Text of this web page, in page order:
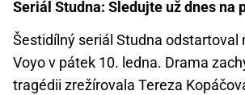
Seriál Studna: Sledujte už dnes na
Šestidílný seriál Studna odstartoval
Voyo v pátek 10. ledna. Drama
tragédii zrežírovala Tereza